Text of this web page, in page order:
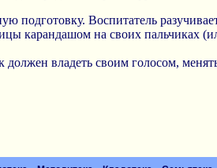
подготовку. Воспитатель
карандашом на своих пальчиках
должен владеть своим голосом,